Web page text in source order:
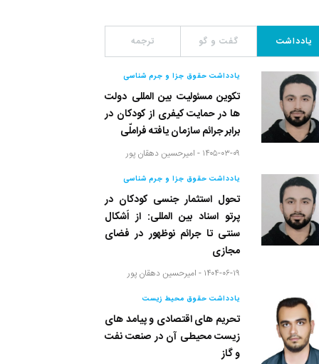
یادداشت گفت و گو ترجمه
یادداشت حقوق جزا و جرم شناسی
تکوین مسئولیت بین المللی دولت
ها در حمایت کیفری از کودکان در
برابر جرائم سازمان یافته فراملّی
۱۴۰۵-۰۳-۰۹ - امیرحسین دهقان پور
یادداشت حقوق جزا و جرم شناسی
تحول استثمار جنسی کودکان در
پرتو اسناد بین المللی: از اَشکال
سنتی تا جرائم نوظهور در فضای
مجازی
۱۴۰۴-۰۶-۱۹ - امیرحسین دهقان پور
یادداشت حقوق محیط زیست
تحریم های اقتصادی و پیامد های
زیست محیطی آن در صنعت نفت
و گاز